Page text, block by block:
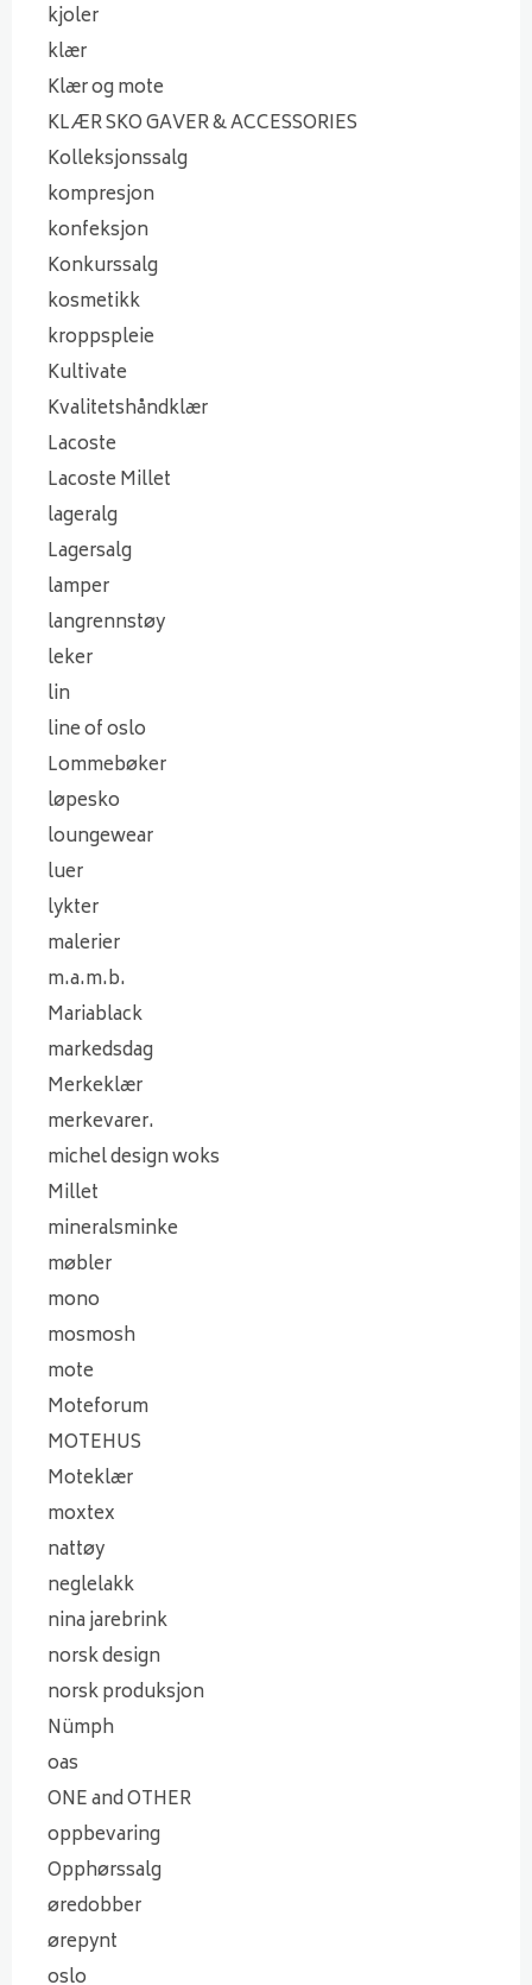
kjoler
klær
Klær og mote
KLÆR SKO GAVER & ACCESSORIES
Kolleksjonssalg
kompresjon
konfeksjon
Konkurssalg
kosmetikk
kroppspleie
Kultivate
Kvalitetshåndklær
Lacoste
Lacoste Millet
lageralg
Lagersalg
lamper
langrennstøy
leker
lin
line of oslo
Lommebøker
løpesko
loungewear
luer
lykter
malerier
m.a.m.b.
Mariablack
markedsdag
Merkeklær
merkevarer.
michel design woks
Millet
mineralsminke
møbler
mono
mosmosh
mote
Moteforum
MOTEHUS
Moteklær
moxtex
nattøy
neglelakk
nina jarebrink
norsk design
norsk produksjon
Nümph
oas
ONE and OTHER
oppbevaring
Opphørssalg
øredobber
ørepynt